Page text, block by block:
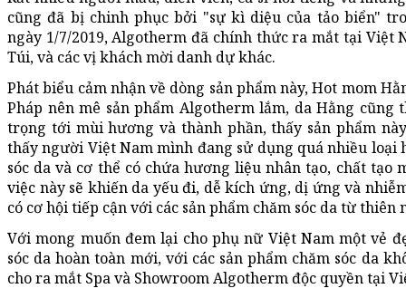
cũng đã bị chinh phục bởi "sự kì diệu của tảo biển"
ngày 1/7/2019, Algotherm đã chính thức ra mắt tại Việt
Túi, và các vị khách mời danh dự khác.
Phát biểu cảm nhận về dòng sản phẩm này, Hot mom
Pháp nên mê sản phẩm Algotherm lắm, da Hằng cũng
trọng tới mùi hương và thành phần, thấy sản phẩm
thấy người Việt Nam mình đang sử dụng quá nhiều loại
sóc da và cơ thể có chứa hương liệu nhân tạo, chất tạo
việc này sẽ khiến da yếu đi, dễ kích ứng, dị ứng và
có cơ hội tiếp cận với các sản phẩm chăm sóc da từ thiên
Với mong muốn đem lại cho phụ nữ Việt Nam một vẻ
sóc da hoàn toàn mới, với các sản phẩm chăm sóc da
cho ra mắt Spa và Showroom Algotherm độc quyền tại